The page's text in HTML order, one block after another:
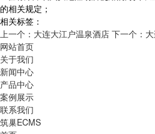
的相关规定；
相关标签：
上一个：大连大江户温泉酒店 下一个：
网站首页
关于我们
新闻中心
产品中心
案例展示
联系我们
筑巢ECMS